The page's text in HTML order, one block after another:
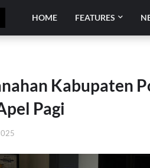
HOME FEATURES
Kabupaten
Pagi